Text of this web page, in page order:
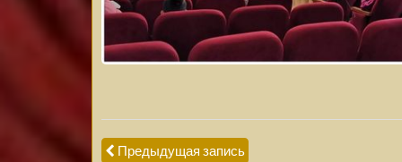
Предыдущая запись